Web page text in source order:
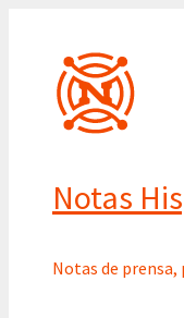
contenido
Notas
Notas de